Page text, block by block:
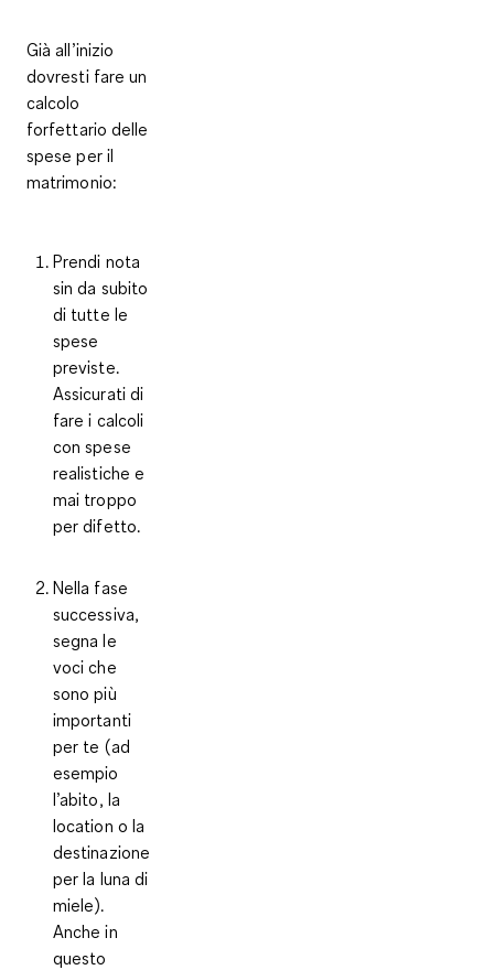
Già all’inizio
dovresti fare un
calcolo
forfettario delle
spese per il
matrimonio:
Prendi nota
sin da subito
di tutte le
spese
previste.
Assicurati di
fare i calcoli
con spese
realistiche e
mai troppo
per difetto.
Nella fase
successiva,
segna le
voci che
sono più
importanti
per te (ad
esempio
l’abito, la
location o la
destinazione
per la luna di
miele).
Anche in
questo